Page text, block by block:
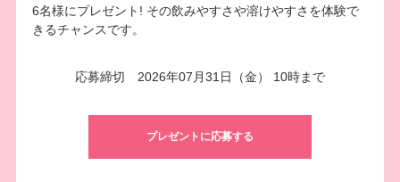
6名様にプレゼント! その飲みやすさや溶けやすさを体験で
きるチャンスです。
応募締切 2026年07月31日（金） 10時まで
プレゼントに応募する